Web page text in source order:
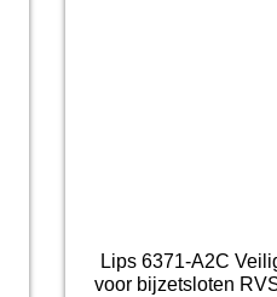
Lips 6371-A2C
voor bijzetsloten